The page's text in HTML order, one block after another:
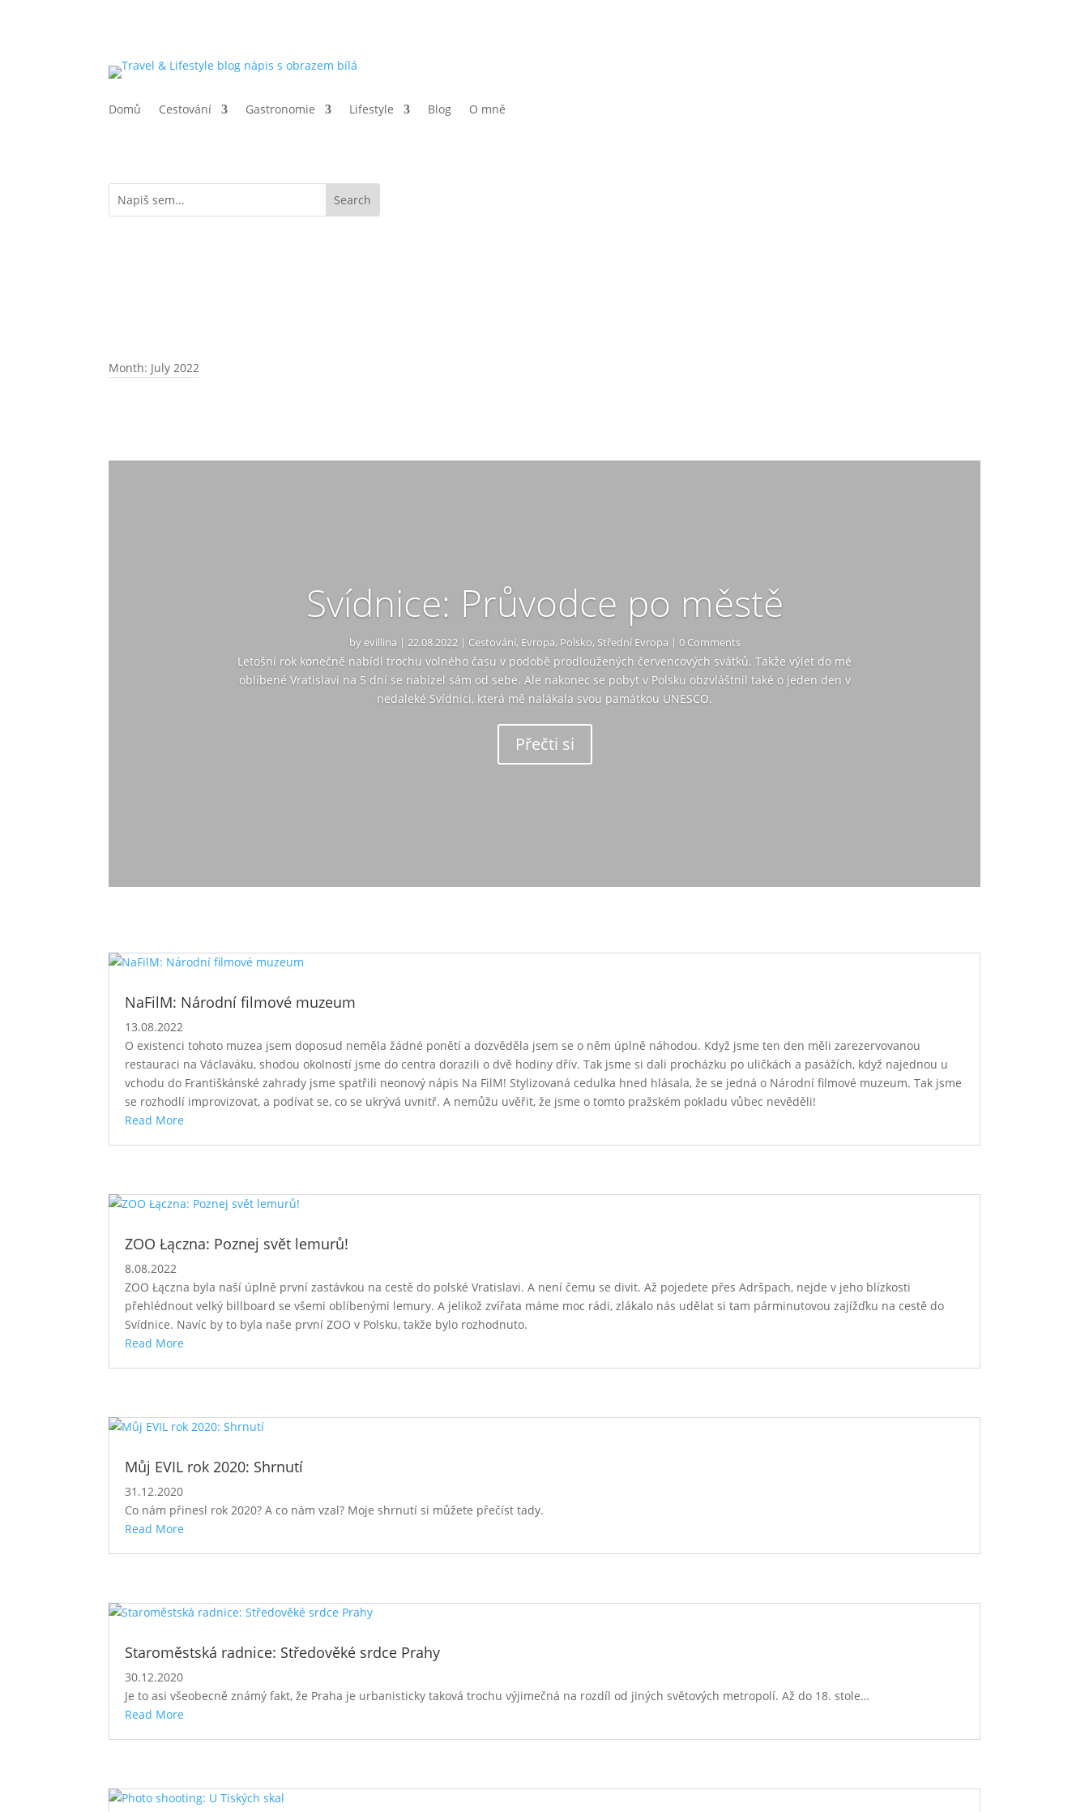
Domů Cestování Gastronomie Lifestyle Blog O mně
Month: July 2022
Svídnice: Průvodce po městě
by evillina | 22.08.2022| Cestování, Evropa, Polsko, Střední Evropa | 0 Comments
Letošní rok konečně nabídl trochu volného času v podobě prodloužených červencových svátků. Takže výlet do mé
oblíbené Vratislavi na 5 dní se nabízel sám od sebe. Ale nakonec se pobyt v Polsku obzvláštnil také o jeden den v
nedaleké Svídnici, která mě nalákala svou památkou UNESCO.
Přečti si
NaFilM: Národní filmové muzeum
13.08.2022
O existenci tohoto muzea jsem doposud neměla žádné ponětí a dozvěděla jsem se o něm úplně náhodou. Když jsme ten den měli zarezervovanou
restauraci na Václaváku, shodou okolností jsme do centra dorazili o dvě hodiny dřív. Tak jsme si dali procházku po uličkách a pasážích, když najednou u
vchodu do Františkánské zahrady jsme spatřili neonový nápis Na FilM! Stylizovaná cedulka hned hlásala, že se jedná o Národní filmové muzeum. Tak jsme
se rozhodlí improvizovat, a podívat se, co se ukrývá uvnitř. A nemůžu uvěřit, že jsme o tomto pražském pokladu vůbec nevěděli!
Read More
ZOO Łączna: Poznej svět lemurů!
8.08.2022
ZOO Łączna byla naší úplně první zastávkou na cestě do polské Vratislavi. A není čemu se divit. Až pojedete přes Adršpach, nejde v jeho blízkosti
přehlédnout velký billboard se všemi oblíbenými lemury. A jelikož zvířata máme moc rádi, zlákalo nás udělat si tam párminutovou zajížďku na cestě do
Svídnice. Navíc by to byla naše první ZOO v Polsku, takže bylo rozhodnuto.
Read More
Můj EVIL rok 2020: Shrnutí
31.12.2020
Co nám přinesl rok 2020? A co nám vzal? Moje shrnutí si můžete přečíst tady.
Read More
Staroměstská radnice: Středověké srdce Prahy
30.12.2020
Je to asi všeobecně známý fakt, že Praha je urbanisticky taková trochu výjimečná na rozdíl od jiných světových metropolí. Až do 18. stole…
Read More